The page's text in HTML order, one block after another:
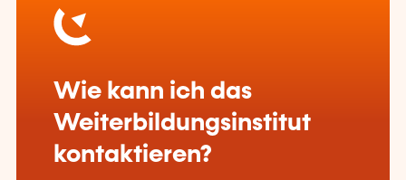
Wie kann ich das
Weiterbildungsinstitut
kontaktieren?